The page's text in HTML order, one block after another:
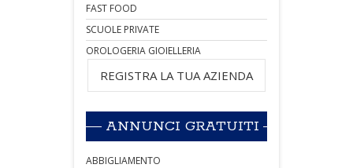
FAST FOOD
SCUOLE PRIVATE
OROLOGERIA GIOIELLERIA
REGISTRA LA TUA AZIENDA
ANNUNCI GRATUITI
ABBIGLIAMENTO